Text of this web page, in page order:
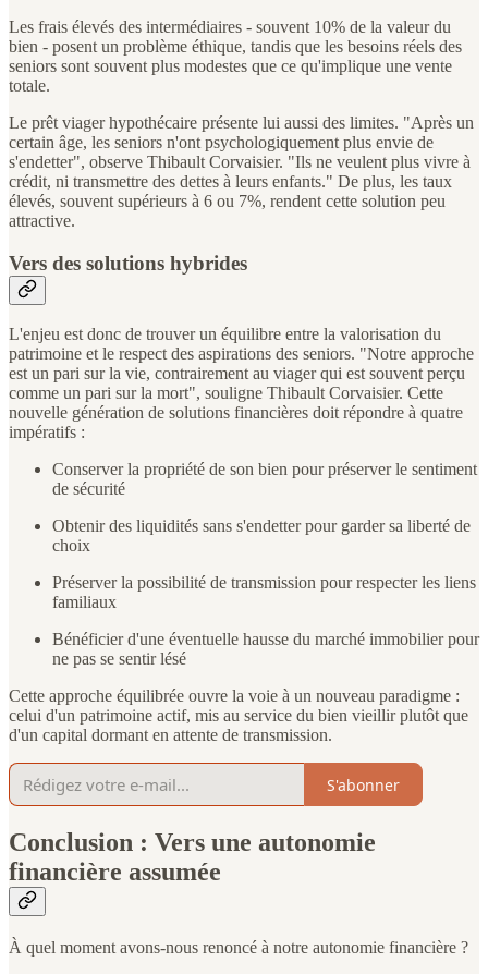
Les frais élevés des intermédiaires - souvent 10% de la valeur du
bien - posent un problème éthique, tandis que les besoins réels des
seniors sont souvent plus modestes que ce qu'implique une vente
totale.
Le prêt viager hypothécaire présente lui aussi des limites. "Après un
certain âge, les seniors n'ont psychologiquement plus envie de
s'endetter", observe Thibault Corvaisier. "Ils ne veulent plus vivre à
crédit, ni transmettre des dettes à leurs enfants." De plus, les taux
élevés, souvent supérieurs à 6 ou 7%, rendent cette solution peu
attractive.
Vers des solutions hybrides
L'enjeu est donc de trouver un équilibre entre la valorisation du
patrimoine et le respect des aspirations des seniors. "Notre approche
est un pari sur la vie, contrairement au viager qui est souvent perçu
comme un pari sur la mort", souligne Thibault Corvaisier. Cette
nouvelle génération de solutions financières doit répondre à quatre
impératifs :
Conserver la propriété de son bien pour préserver le sentiment
de sécurité
Obtenir des liquidités sans s'endetter pour garder sa liberté de
choix
Préserver la possibilité de transmission pour respecter les liens
familiaux
Bénéficier d'une éventuelle hausse du marché immobilier pour
ne pas se sentir lésé
Cette approche équilibrée ouvre la voie à un nouveau paradigme :
celui d'un patrimoine actif, mis au service du bien vieillir plutôt que
d'un capital dormant en attente de transmission.
S'abonner
Conclusion : Vers une autonomie
financière assumée
À quel moment avons-nous renoncé à notre autonomie financière ?